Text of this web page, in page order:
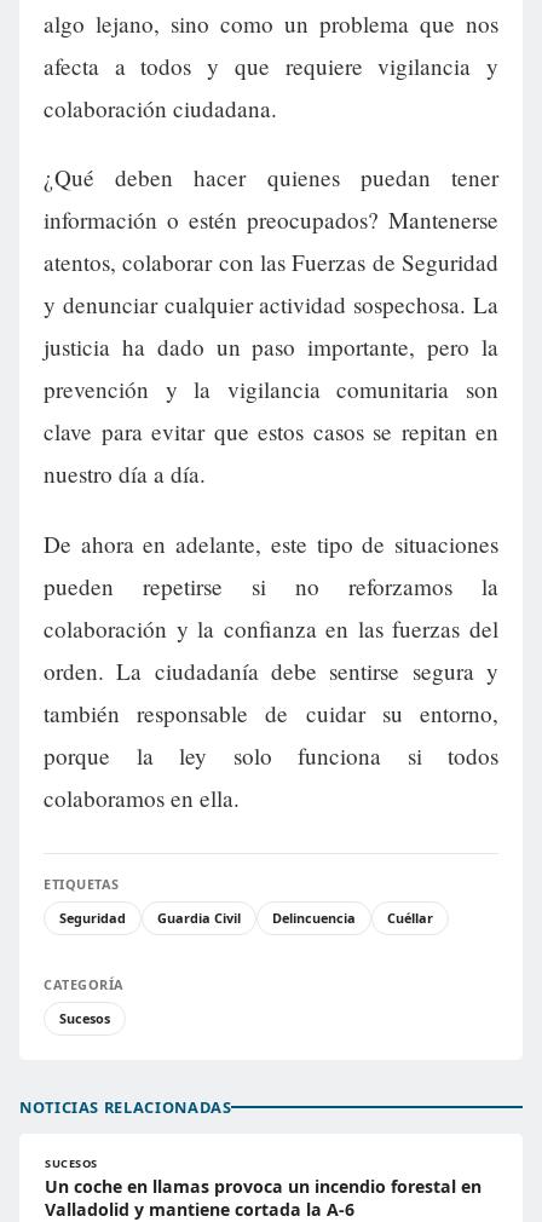
algo lejano, sino como un problema que nos
afecta a todos y que requiere vigilancia y
colaboración ciudadana.
¿Qué deben hacer quienes puedan tener
información o estén preocupados? Mantenerse
atentos, colaborar con las Fuerzas de Seguridad
y denunciar cualquier actividad sospechosa. La
justicia ha dado un paso importante, pero la
prevención y la vigilancia comunitaria son
clave para evitar que estos casos se repitan en
nuestro día a día.
De ahora en adelante, este tipo de situaciones
pueden repetirse si no reforzamos la
colaboración y la confianza en las fuerzas del
orden. La ciudadanía debe sentirse segura y
también responsable de cuidar su entorno,
porque la ley solo funciona si todos
colaboramos en ella.
ETIQUETAS
Seguridad
Guardia Civil Delincuencia Cuéllar
CATEGORÍA
Sucesos
NOTICIAS RELACIONADAS
SUCESOS
Un coche en llamas provoca un incendio forestal en
Valladolid y mantiene cortada la A-6